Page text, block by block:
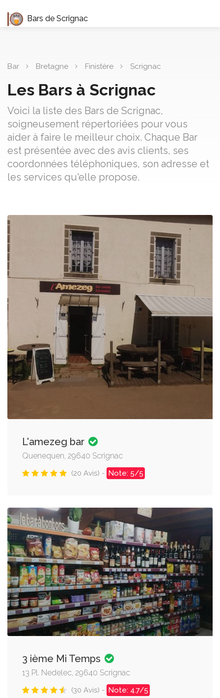
Bars de Scrignac
Bar Bretagne Finistère Scrignac
Les Bars à Scrignac
Voici la liste des Bars de Scrignac,
soigneusement répertoriées pour vous
aider à faire le meilleur choix. Chaque Bar
est présentée avec des avis clients, ses
coordonnées téléphoniques, son adresse et
les services qu'elle propose.
L'amezeg bar
Quenequen, 29640 Scrignac
(20 Avis) - Note: 5/5
3 ième Mi Temps
13 Pl. Nedelec, 29640 Scrignac
(30 Avis) - Note: 4.7/5